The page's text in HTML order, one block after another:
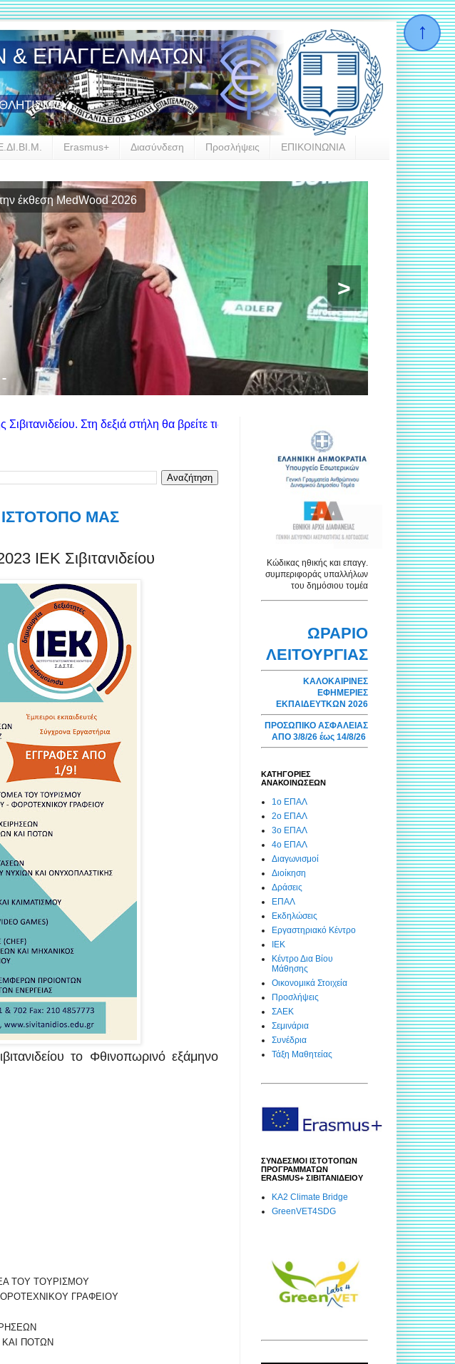
& ΕΠΑΓΓΕΛΜΑΤΩΝ
Erasmus+ Διασύνδεση Προσλήψεις ΕΠΙΚΟΙΝΩΝΙΑ
Σχολής με την GROHE Hellas
>
-
Στη δεξιά στήλη θα βρείτε τις ανακοινώσεις των αντίστοιχων υπηρεσιών.
ΜΑΣ
ΙΕΚ Σιβιτανιδείου
το Φθινοπωρινό εξάμηνο
ΤΟΥ ΤΟΥΡΙΣΜΟΥ
ΓΡΑΦΕΙΟΥ
ΠΟΤΩΝ
Κώδικας ηθικής και επαγγ.
συμπεριφοράς υπαλλήλων
του δημόσιου τομέα
ΩΡΑΡΙΟ
ΛΕΙΤΟΥΡΓΙΑΣ
ΚΑΛΟΚΑΙΡΙΝΕΣ
ΕΦΗΜΕΡΙΕΣ
ΕΚΠΑΙΔΕΥΤΚΩΝ 2026
ΠΡΟΣΩΠΙΚΟ ΑΣΦΑΛΕΙΑΣ
ΑΠΟ 3/8/26 έως 14/8/26
ΚΑΤΗΓΟΡΙΕΣ
ΑΝΑΚΟΙΝΩΣΕΩΝ
1ο ΕΠΑΛ
2ο ΕΠΑΛ
3ο ΕΠΑΛ
4ο ΕΠΑΛ
Διαγωνισμοί
Διοίκηση
Δράσεις
ΕΠΑΛ
Εκδηλώσεις
Εργαστηριακό Κέντρο
ΙΕΚ
Κέντρο Δια Βίου
Μάθησης
Οικονομικά Στοιχεία
Προσλήψεις
ΣΑΕΚ
Σεμινάρια
Συνέδρια
Τάξη Μαθητείας
ΣΥΝΔΕΣΜΟΙ ΙΣΤΟΤΟΠΩΝ
ΠΡΟΓΡΑΜΜΑΤΩΝ
ERASMUS+ ΣΙΒΙΤΑΝΙΔΕΙΟΥ
KA2 Climate Bridge
GreenVET4SDG